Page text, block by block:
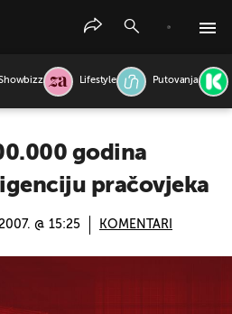
Lifestyle Putovanja
godina
pračovjeka
@ 15:25 KOMENTARI